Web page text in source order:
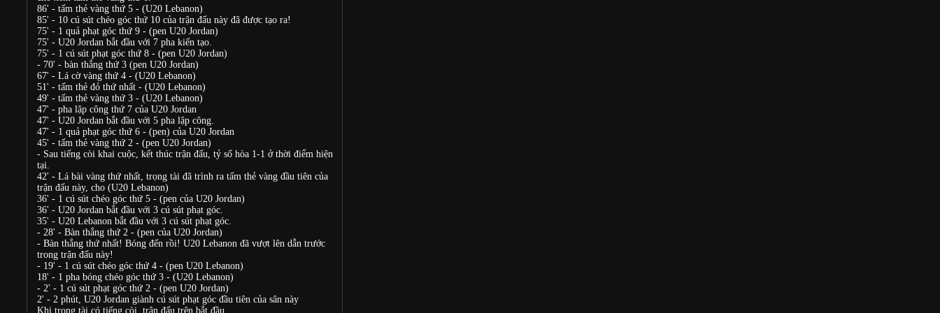
86' - tấm thẻ vàng thứ 5 - (U20 Lebanon)
85' - 10 cú sút chéo góc thứ 10 của trận đấu này đã được tạo ra!
75' - 1 quả phạt góc thứ 9 - (pen U20 Jordan)
75' - U20 Jordan bắt đầu với 7 pha kiến tạo.
75' - 1 cú sút phạt góc thứ 8 - (pen U20 Jordan)
- 70' - bàn thắng thứ 3 (pen U20 Jordan)
67' - Lá cờ vàng thứ 4 - (U20 Lebanon)
51' - tấm thẻ đỏ thứ nhất - (U20 Lebanon)
49' - tấm thẻ vàng thứ 3 - (U20 Lebanon)
47' - pha lập công thứ 7 của U20 Jordan
47' - U20 Jordan bắt đầu với 5 pha lập công.
47' - 1 quả phạt góc thứ 6 - (pen) của U20 Jordan
45' - tấm thẻ vàng thứ 2 - (pen U20 Jordan)
- Sau tiếng còi khai cuộc, kết thúc trận đấu, tỷ số hòa 1-1 ở thời điểm hiện
tại.
42' - Lá bài vàng thứ nhất, trọng tài đã trình ra tấm thẻ vàng đầu tiên của
trận đấu này, cho (U20 Lebanon)
36' - 1 cú sút chéo góc thứ 5 - (pen của U20 Jordan)
36' - U20 Jordan bắt đầu với 3 cú sút phạt góc.
35' - U20 Lebanon bắt đầu với 3 cú sút phạt góc.
- 28' - Bàn thắng thứ 2 - (pen của U20 Jordan)
- Bàn thắng thứ nhất! Bóng đến rồi! U20 Lebanon đã vượt lên dẫn trước
trong trận đấu này!
- 19' - 1 cú sút chéo góc thứ 4 - (pen U20 Lebanon)
18' - 1 pha bóng chéo góc thứ 3 - (U20 Lebanon)
- 2' - 1 cú sút phạt góc thứ 2 - (pen U20 Jordan)
2' - 2 phút, U20 Jordan giành cú sút phạt góc đầu tiên của sân này
Khi trọng tài có tiếng còi, trận đấu trên bắt đầu